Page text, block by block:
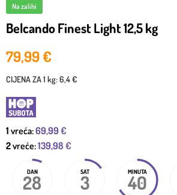
Na zalihi
Belcando Finest Light 12,5 kg
79,99€
CIJENA ZA1 kg:6,4 €
1 vreća:69,99 €
2vreće:139,98 €
DAN
28 SAT
3 MINUTA
40